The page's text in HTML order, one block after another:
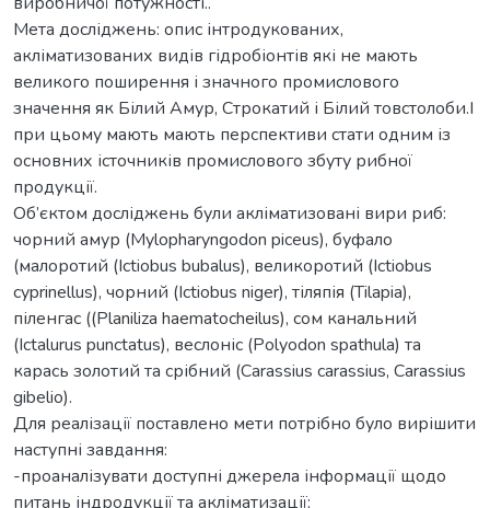
Мета досліджень: опис інтродукованих,
акліматизованих видів гідробіонтів які не мають
великого поширення і значного промислового
значення як Білий Амур, Строкатий і Білий товстолоби.І
при цьому мають мають перспективи стати одним із
основних істочників промислового збуту рибної
продукції.
Об’єктом досліджень були акліматизовані вири риб:
чорний амур (Mylopharyngodon piceus), буфало
(малоротий (Ictiobus bubalus), великоротий (Ictiobus
cyprinellus), чорний (Ictiobus niger), тіляпія (Tilapia),
піленгас ((Planiliza haematocheilus), сом канальний
(Ictalurus punctatus), веслоніс (Polyodon spathula) та
карась золотий та срібний (Carassius carassius, Carassius
gibelio).
Для реалізації поставлено мети потрібно було вирішити
наступні завдання:
-проаналізувати доступні джерела інформації щодо
питань індродукції та акліматизації;